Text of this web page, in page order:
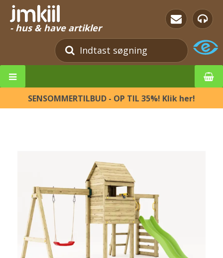
- hus & have artikler
SENSOMMERTILBUD - OP TIL 35%! Klik her!